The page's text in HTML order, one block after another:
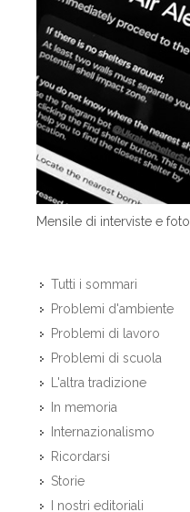
Mensile di interviste e foto
Tutti i sommari
Problemi d'ambiente
Problemi di lavoro
Problemi di scuola
L'altra tradizione
In memoria
Internazionalismo
Ricordarsi
Storie
I nostri editoriali